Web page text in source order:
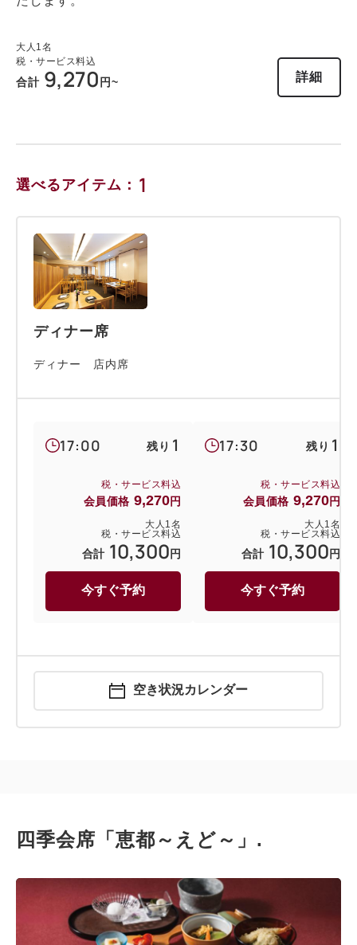
大人 1名
税・サービス料込
合計 9,270 円~ 詳細
選べるアイテム： 1
ディナー席
ディナー 店内席
17:00
税・サービス料込
会員価格 9,270円
大人 1名
税・サービス料込
合計 10,300 円
残り 1
今すぐ予約
17:30
税・サービス料込
会員価格 9,270円
大人 1名
税・サービス料込
合計 10,300 円
残り 1
今すぐ予約
空き状況カレンダー
四季会席「恵都～えど～」.